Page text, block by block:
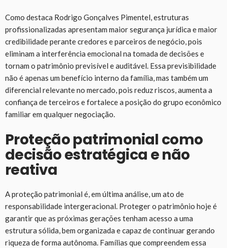
Como destaca Rodrigo Gonçalves Pimentel, estruturas
profissionalizadas apresentam maior segurança jurídica e maior
credibilidade perante credores e parceiros de negócio, pois
eliminam a interferência emocional na tomada de decisões e
tornam o patrimônio previsível e auditável. Essa previsibilidade
não é apenas um benefício interno da família, mas também um
diferencial relevante no mercado, pois reduz riscos, aumenta a
confiança de terceiros e fortalece a posição do grupo econômico
familiar em qualquer negociação.
Proteção patrimonial como
decisão estratégica e não
reativa
A proteção patrimonial é, em última análise, um ato de
responsabilidade intergeracional. Proteger o patrimônio hoje é
garantir que as próximas gerações tenham acesso a uma
estrutura sólida, bem organizada e capaz de continuar gerando
riqueza de forma autônoma. Famílias que compreendem essa